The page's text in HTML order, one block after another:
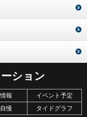
ション
報
イベント予定
慢 タイドグラフ